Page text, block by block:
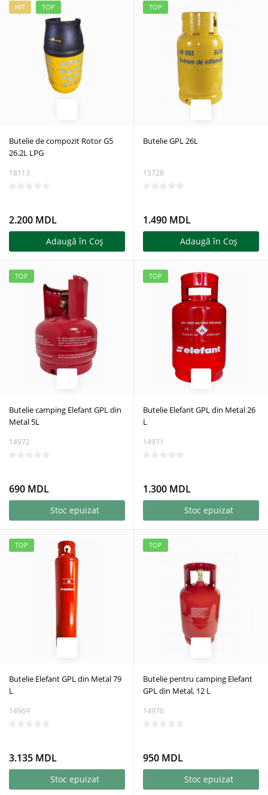
HIT TOP
Butelie de compozit Rotor G5
26.2L LPG
18113
2.200 MDL
Adaugă în Coş
TOP
Butelie GPL 26L
15728
1.490 MDL
Adaugă în Coş
TOP
Butelie camping Elefant GPL din
Metal 5L
14972
690 MDL
Stoc epuizat
TOP
Butelie Elefant GPL din Metal 26
L
14971
1.300 MDL
Stoc epuizat
TOP
Butelie Elefant GPL din Metal 79
L
14969
3.135 MDL
Stoc epuizat
TOP
Butelie pentru camping Elefant
GPL din Metal, 12 L
14970
950 MDL
Stoc epuizat